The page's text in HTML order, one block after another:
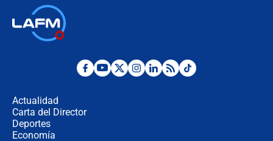
Ministro de Defensa no descarta el
Actualidad
Carta del Director
Deportes
Economía